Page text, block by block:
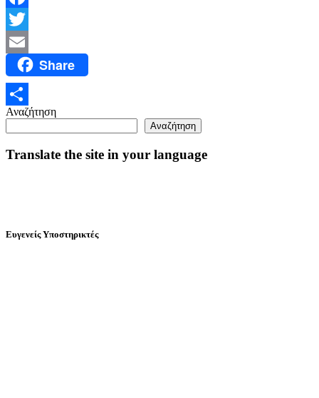
Facebook
Twitter
Email Share
Μοιραστείτε
Αναζήτηση
Αναζήτηση
Translate the site in your language
Ευγενείς Υποστηρικτές